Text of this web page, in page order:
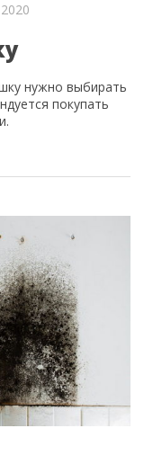
нужно выбирать
покупать